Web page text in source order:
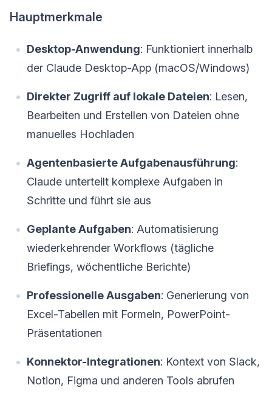
Hauptmerkmale
Desktop-Anwendung: Funktioniert innerhalb
der Claude Desktop-App (macOS/Windows)
Direkter Zugriff auf lokale Dateien: Lesen,
Bearbeiten und Erstellen von Dateien ohne
manuelles Hochladen
Agentenbasierte Aufgabenausführung:
Claude unterteilt komplexe Aufgaben in
Schritte und führt sie aus
Geplante Aufgaben: Automatisierung
wiederkehrender Workflows (tägliche
Briefings, wöchentliche Berichte)
Professionelle Ausgaben: Generierung von
Excel-Tabellen mit Formeln, PowerPoint-
Präsentationen
Konnektor-Integrationen: Kontext von Slack,
Notion, Figma und anderen Tools abrufen